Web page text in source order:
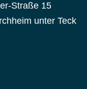
Straße 15
unter Teck